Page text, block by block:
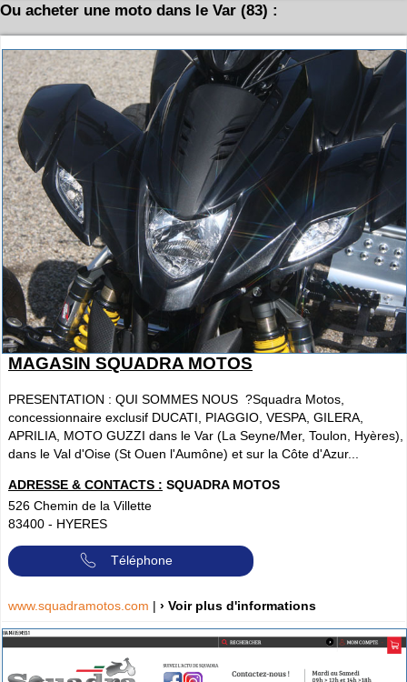
Ou acheter une moto dans le Var (83) :
MAGASIN SQUADRA MOTOS
PRESENTATION : QUI SOMMES NOUS ?Squadra Motos,
concessionnaire exclusif DUCATI, PIAGGIO, VESPA, GILERA,
APRILIA, MOTO GUZZI dans le Var (La Seyne/Mer, Toulon, Hyères),
dans le Val d'Oise (St Ouen l'Aumône) et sur la Côte d'Azur...
ADRESSE & CONTACTS : SQUADRA MOTOS
526 Chemin de la Villette
83400 - HYERES
Téléphone
www.squadramotos.com | › Voir plus d'informations